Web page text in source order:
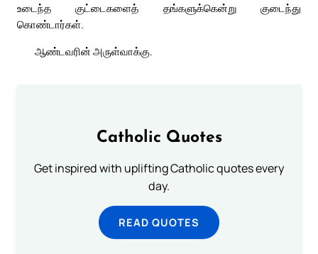
உடைந்த குட்டைகளைத் தங்களுக்கென்று குடைந்து
கொண்டார்கள்.
ஆண்டவரின் அருள்வாக்கு.
Catholic Quotes
Get inspired with uplifting Catholic quotes every
day.
READ QUOTES